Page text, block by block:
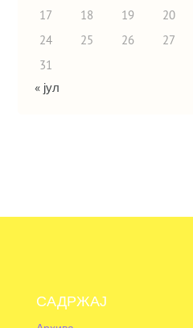
17
18 19 20
24
25 26 27
31
« јул
САДРЖАЈ